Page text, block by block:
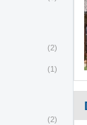
(2)
(1)
(2)